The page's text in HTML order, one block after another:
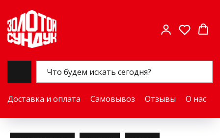
Доставка и оплата Самовывоз Отзывы О нас